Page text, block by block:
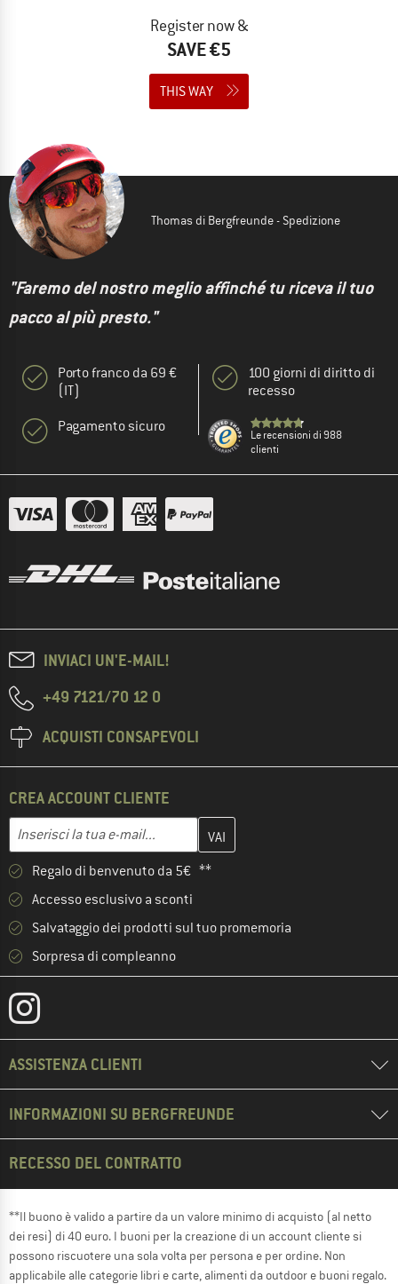
Register now &
SAVE €5
THIS WAY
Thomas di Bergfreunde - Spedizione
"Faremo del nostro meglio affinché tu riceva il tuo
pacco al più presto."
Porto franco da 69 €
(IT)
Pagamento sicuro
100 giorni di diritto di
recesso
Le recensioni di 988
clienti
INVIACI UN'E-MAIL!
+49 7121/70 12 0
ACQUISTI CONSAPEVOLI
CREA ACCOUNT CLIENTE
Indirizzo e-mail
Inserisci qui il tuo indirizzo e-mail e crea il tuo account cliente
Regalo di benvenuto da 5€ **
Accesso esclusivo a sconti
Salvataggio dei prodotti sul tuo promemoria
Sorpresa di compleanno
ASSISTENZA CLIENTI
INFORMAZIONI SU BERGFREUNDE
RECESSO DEL CONTRATTO
**Il buono è valido a partire da un valore minimo di acquisto (al netto
dei resi) di 40 euro. I buoni per la creazione di un account cliente si
possono riscuotere una sola volta per persona e per ordine. Non
applicabile alle categorie libri e carte, alimenti da outdoor e buoni regalo.